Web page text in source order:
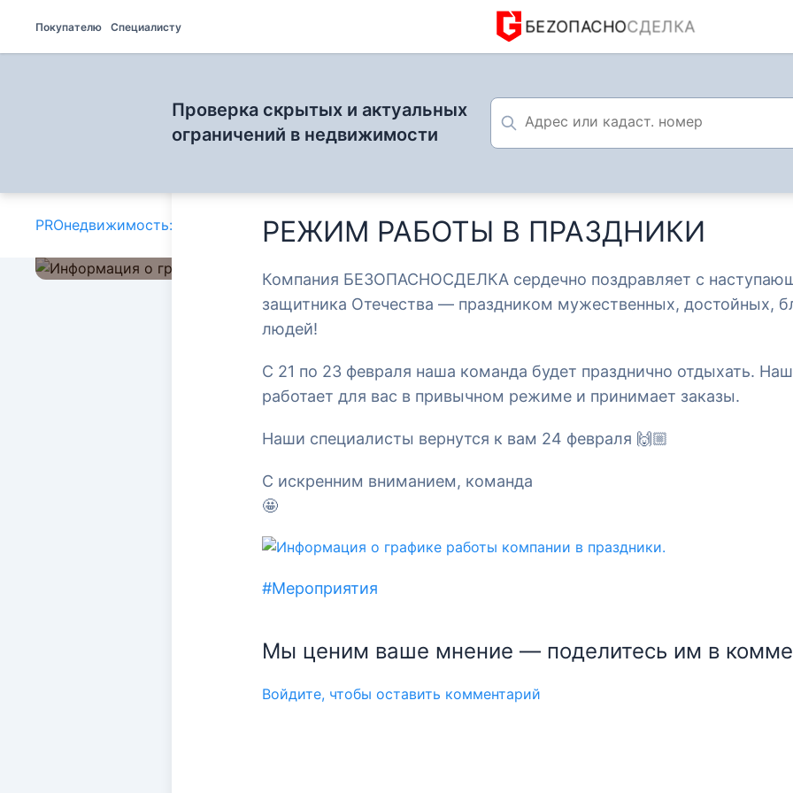
Покупателю Специалисту БЕZОПАСНОСДЕЛКА
Проверка скрытых и актуальных
ограничений в недвижимости
PROнедвижимость: блог для специалистов» График работы компании в праздники: защита и забота о
График работы компании в праздники: защита
РЕЖИМ РАБОТЫ В ПРАЗДНИКИ
Компания БЕЗОПАСНОСДЕЛКА сердечно поздравляет с
защитника Отечества — праздником мужественных, достойных,
людей!
С 21 по 23 февраля наша команда будет празднично отдыхать. Наш
работает для вас в привычном режиме и принимает заказы.
Наши специалисты вернутся к вам 24 февраля 🙌🏼
С искренним вниманием, команда
🤩
#Мероприятия
Мы ценим ваше мнение — поделитесь им в
Войдите, чтобы оставить комментарий